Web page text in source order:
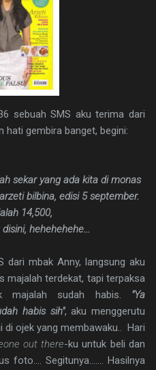
sebuah SMS aku terima dari
hati gembira banget, begini:
sekar yang ada kita di monas
bilbina, edisi 5 september.
14,500,
hehehehehe...
dari mbak Anny, langsung aku
majalah terdekat, tapi terpaksa
majalah sudah habis.
"Ya
habis sih", aku menggerutu
di ojek yang membawaku.. Hari
out there-ku untuk beli dan
foto.... Segitunya....... Hasilnya